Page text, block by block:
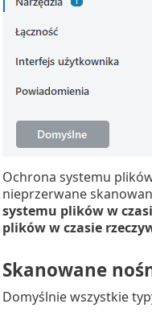
Ochrona systemu
nieprzerwane
systemu plików w
plików w czasie
Skanowane
Domyślnie wszystkie